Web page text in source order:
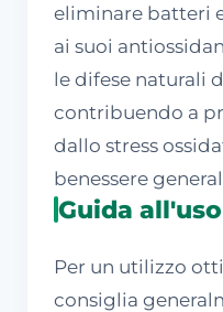
eliminare batteri
ai suoi
le difese naturali
contribuendo a
dallo stress
benessere
Guida
Per un utilizzo
consiglia